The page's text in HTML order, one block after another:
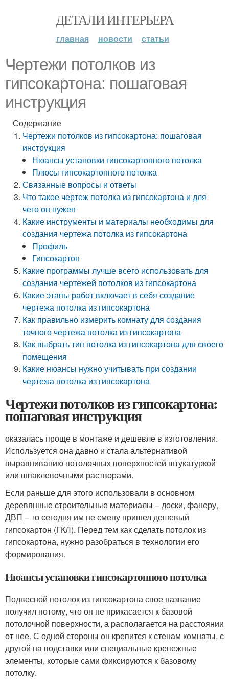
ДЕТАЛИ ИНТЕРЬЕРА
главная новости статьи
Чертежи потолков из
гипсокартона: пошаговая
инструкция
Содержание
Чертежи потолков из гипсокартона: пошаговая
инструкция
Нюансы установки гипсокартонного потолка
Плюсы гипсокартонного потолка
Связанные вопросы и ответы
Что такое чертеж потолка из гипсокартона и для
чего он нужен
Какие инструменты и материалы необходимы для
создания чертежа потолка из гипсокартона
Профиль
Гипсокартон
Какие программы лучше всего использовать для
создания чертежей потолков из гипсокартона
Какие этапы работ включает в себя создание
чертежа потолка из гипсокартона
Как правильно измерить комнату для создания
точного чертежа потолка из гипсокартона
Как выбрать тип потолка из гипсокартона для своего
помещения
Какие нюансы нужно учитывать при создании
чертежа потолка из гипсокартона
Чертежи потолков из гипсокартона:
пошаговая инструкция
оказалась проще в монтаже и дешевле в изготовлении.
Используется она давно и стала альтернативой
выравниванию потолочных поверхностей штукатуркой
или шпаклевочными растворами.
Если раньше для этого использовали в основном
деревянные строительные материалы – доски, фанеру,
ДВП – то сегодня им не смену пришел дешевый
гипсокартон (ГКЛ). Перед тем как сделать потолок из
гипсокартона, нужно разобраться в технологии его
формирования.
Нюансы установки гипсокартонного потолка
Подвесной потолок из гипсокартона свое название
получил потому, что он не прикасается к базовой
потолочной поверхности, а располагается на расстоянии
от нее. С одной стороны он крепится к стенам комнаты, с
другой на подставки или специальные крепежные
элементы, которые сами фиксируются к базовому
потолку.